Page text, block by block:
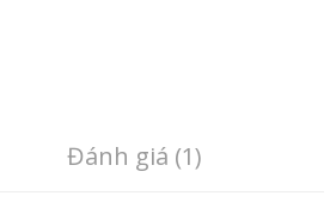
Đánh giá (1)